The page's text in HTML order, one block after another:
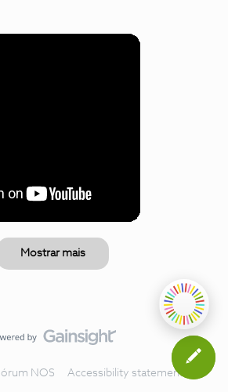
Mostrar mais
NOS Accessibility statement